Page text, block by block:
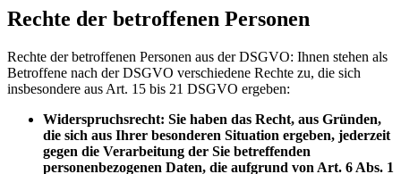
Rechte der betroffenen Personen
Rechte der betroffenen Personen aus der DSGVO: Ihnen stehen als
Betroffene nach der DSGVO verschiedene Rechte zu, die sich
insbesondere aus Art. 15 bis 21 DSGVO ergeben:
Widerspruchsrecht: Sie haben das Recht, aus Gründen,
die sich aus Ihrer besonderen Situation ergeben, jederzeit
gegen die Verarbeitung der Sie betreffenden
personenbezogenen Daten, die aufgrund von Art. 6 Abs. 1